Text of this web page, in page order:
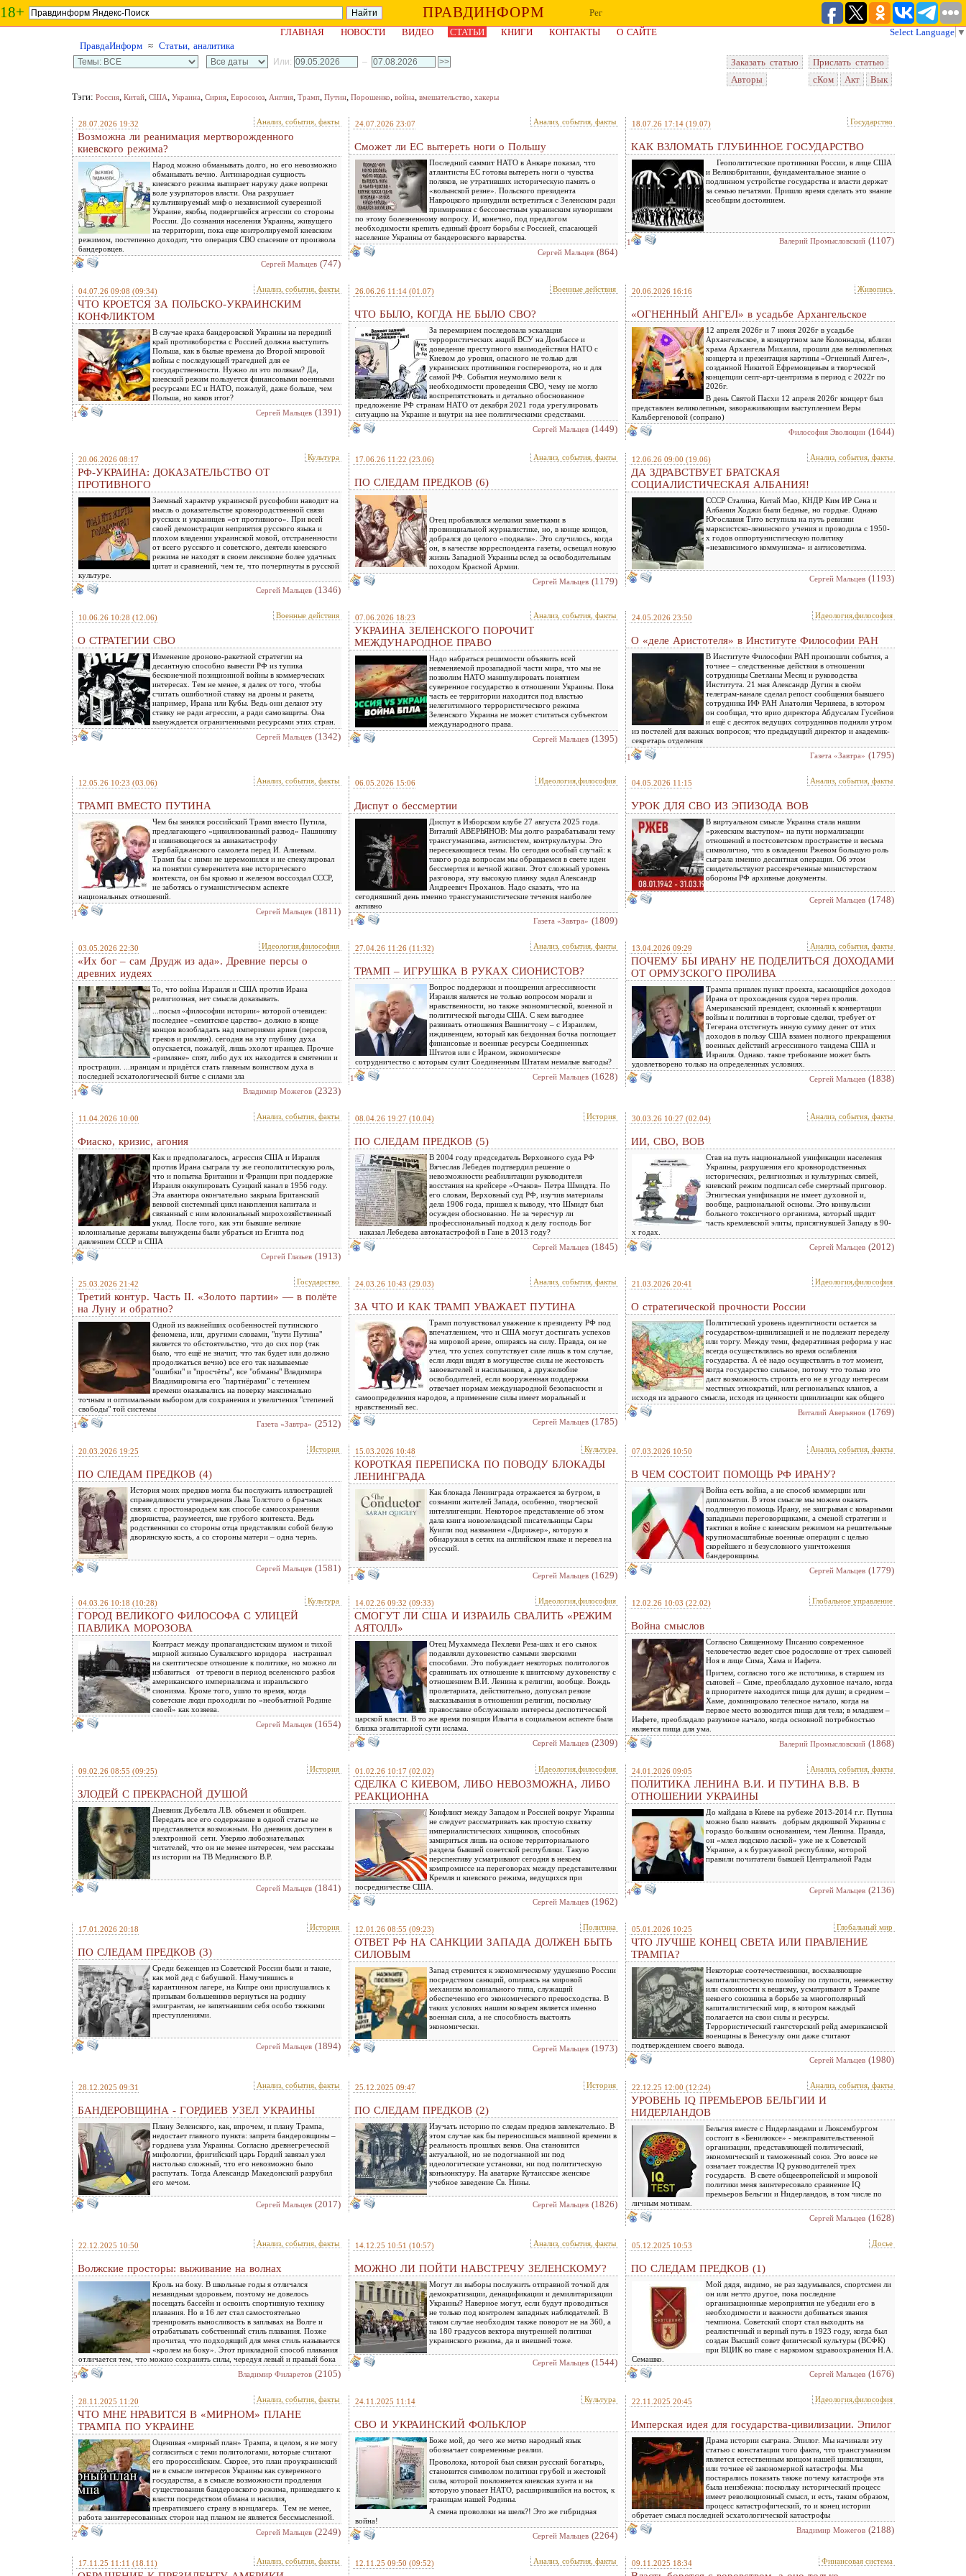
18+ ПРАВДИНФОРМ
Рег
ГЛАВНАЯ
НОВОСТИ ВИДЕО СТАТЬИ КНИГИ КОНТАКТЫ О САЙТЕ Select Language ▼
ПравдаИнформ ≈ Статьи, аналитика
Или: – Заказать статью
Прислать статью
Авторы
сКом Акт
Вык
Тэги: Россия, Китай, США, Украина, Сирия, Евросоюз, Англия, Трамп, Путин, Порошенко, война, вмешательство, хакеры
28.07.2026 19:32 Анализ, события, факты
Возможна ли реанимация мертворожденного
киевского режима?
Народ можно обманывать долго, но его невозможно
обманывать вечно. Антинародная сущность
киевского режима выпирает наружу даже вопреки
воле узурпаторов власти. Она разрушает
культивируемый миф о независимой суверенной
Украине, якобы, подвергшейся агрессии со стороны
России. До сознания населения Украины, живущего
на территории, пока еще контролируемой киевским
режимом, постепенно доходит, что операция СВО спасение от произвола
бандеровцев.
Сергей Мальцев (747)
24.07.2026 23:07 Анализ, события, факты
Сможет ли ЕС вытереть ноги о Польшу
Последний саммит НАТО в Анкаре показал, что
атлантисты ЕС готовы вытереть ноги о чувства
поляков, не утративших историческую память о
«волынской резне». Польского президента
Навроцкого принудили встретиться с Зеленским ради
примирения с бессовестным украинским нуворишем
по этому болезненному вопросу. И, конечно, под предлогом
необходимости крепить единый фронт борьбы с Россией, спасающей
население Украины от бандеровского варварства.
Сергей Мальцев (864)
18.07.26 17:14 (19.07) Государство
КАК ВЗЛОМАТЬ ГЛУБИННОЕ ГОСУДАРСТВО
Геополитические противники России, в лице США
и Великобритании, фундаментальное знание о
подлинном устройстве государства и власти держат
за семью печатями. Пришло время сделать это знание
всеобщим достоянием.
1 Валерий Промысловский (1107)
04.07.26 09:08 (09:34) Анализ, события, факты
ЧТО КРОЕТСЯ ЗА ПОЛЬСКО-УКРАИНСКИМ
КОНФЛИКТОМ
В случае краха бандеровской Украины на передний
край противоборства с Россией должна выступить
Польша, как в былые времена до Второй мировой
войны с последующей трагедией для ее
государственности. Нужно ли это полякам? Да,
киевский режим пользуется финансовыми военными
ресурсами ЕС и НАТО, пожалуй, даже больше, чем
Польша, но каков итог?
1
Сергей Мальцев (1391)
26.06.26 11:14 (01.07) Военные действия
ЧТО БЫЛО, КОГДА НЕ БЫЛО СВО?
За перемирием последовала эскалация
террористических акций ВСУ на Донбассе и
доведение преступного взаимодействия НАТО с
Киевом до уровня, опасного не только для
украинских противников госпереворота, но и для
самой РФ. События неумолимо вели к
необходимости проведения СВО, чему не могло
воспрепятствовать и детально обоснованное
предложение РФ странам НАТО от декабря 2021 года урегулировать
ситуацию на Украине и внутри на нее политическими средствами.
Сергей Мальцев (1449)
20.06.2026 16:16 Живопись
«ОГНЕННЫЙ АНГЕЛ» в усадьбе Архангельское
12 апреля 2026г и 7 июня 2026г в усадьбе
Архангельское, в концертном зале Колоннады, вблизи
храма Архангела Михаила, прошли два великолепных
концерта и презентация картины «Огненный Ангел»,
созданной Никитой Ефремовцевым в творческой
концепции септ-арт-центризма в период с 2022г по
2026г.
В день Святой Пасхи 12 апреля 2026г концерт был
представлен великолепным, завораживающим выступлением Веры
Кальбергеновой (сопрано)
Философия Эволюции (1644)
20.06.2026 08:17 Культура
РФ-УКРАИНА: ДОКАЗАТЕЛЬСТВО ОТ
ПРОТИВНОГО
Заемный характер украинской русофобии наводит на
мысль о доказательстве кровнородственной связи
русских и украинцев «от противного». При всей
своей демонстрации неприятия русского языка и
плохом владении украинской мовой, отстраненности
от всего русского и советского, деятели киевского
режима не находят в своем лексиконе более удачных
цитат и сравнений, чем те, что почерпнуты в русской
культуре.
Сергей Мальцев (1346)
17.06.26 11:22 (23.06) Анализ, события, факты
ПО СЛЕДАМ ПРЕДКОВ (6)
Отец пробавлялся мелкими заметками в
провинциальной журналистике, но, в конце концов,
добрался до целого «подвала». Это случилось, когда
он, в качестве корреспондента газеты, освещал новую
жизнь Западной Украины вслед за освободительным
походом Красной Армии.
Сергей Мальцев (1179)
12.06.26 09:00 (19.06) Анализ, события, факты
ДА ЗДРАВСТВУЕТ БРАТСКАЯ
СОЦИАЛИСТИЧЕСКАЯ АЛБАНИЯ!
СССР Сталина, Китай Мао, КНДР Ким ИР Сена и
Албания Ходжи были бедные, но гордые. Однако
Югославия Тито вступила на путь ревизии
марксистско-ленинского учения и проводила с 1950-
х годов оппортунистическую политику
«независимого коммунизма» и антисоветизма.
Сергей Мальцев (1193)
10.06.26 10:28 (12.06) Военные действия
О СТРАТЕГИИ СВО
Изменение дроново-ракетной стратегии на
десантную способно вывести РФ из тупика
бесконечной позиционной войны в коммерческих
интересах. Тем не менее, я далек от того, чтобы
считать ошибочной ставку на дроны и ракеты,
например, Ирана или Кубы. Ведь они делают эту
ставку не ради агрессии, а ради самозащиты. Она
вынуждается ограниченными ресурсами этих стран.
3
Сергей Мальцев (1342)
07.06.2026 18:23 Анализ, события, факты
УКРАИНА ЗЕЛЕНСКОГО ПОРОЧИТ
МЕЖДУНАРОДНОЕ ПРАВО
Надо набраться решимости объявить всей
невменяемой прозападной части мира, что мы не
позволим НАТО манипулировать понятием
суверенное государство в отношении Украины. Пока
часть ее территории находится под властью
нелегитимного террористического режима
Зеленского Украина не может считаться субъектом
международного права.
Сергей Мальцев (1395)
24.05.2026 23:50 Идеология,философия
О «деле Аристотеля» в Институте Философии РАН
В Институте Философии РАН произошли события, а
точнее – следственные действия в отношении
сотрудницы Светланы Месяц и руководства
Института. 21 мая Александр Дугин в своём
телеграм-канале сделал репост сообщения бывшего
сотрудника ИФ РАН Анатолия Черняева, в котором
он сообщал, что врио директора Абдусалам Гусейнов
и ещё с десяток ведущих сотрудников подняли утром
из постелей для важных вопросов; что предыдущий директор и академик-
секретарь отделения
1
Газета «Завтра» (1795)
12.05.26 10:23 (03.06) Анализ, события, факты
ТРАМП ВМЕСТО ПУТИНА
Чем бы занялся российский Трамп вместо Путила,
предлагающего «цивилизованный развод» Пашиняну
и извиняющегося за авиакатастрофу
азербайджанского самолета перед И. Алиевым.
Трамп бы с ними не церемонился и не спекулировал
на понятии суверенитета вне исторического
контекста, он бы кровью и железом воссоздал СССР,
не заботясь о гуманистическом аспекте
национальных отношений.
1
Сергей Мальцев (1811)
06.05.2026 15:06 Идеология,философия
Диспут о бессмертии
Диспут в Изборском клубе 27 августа 2025 года.
Виталий АВЕРЬЯНОВ: Мы долго разрабатывали тему
трансгуманизма, антисистем, контркультуры. Это
пересекающиеся темы. Но сегодня особый случай: к
такого рода вопросам мы обращаемся в свете идеи
бессмертия и вечной жизни. Этот сложный уровень
разговора, эту высокую планку задал Александр
Андреевич Проханов. Надо сказать, что на
сегодняшний день именно трансгуманистические течения наиболее
активно
1
Газета «Завтра» (1809)
04.05.2026 11:15 Анализ, события, факты
УРОК ДЛЯ СВО ИЗ ЭПИЗОДА ВОВ
В виртуальном смысле Украина стала нашим
«ржевским выступом» на пути нормализации
отношений в постсоветском пространстве и весьма
символично, что в овладении Ржевом большую роль
сыграла именно десантная операция. Об этом
свидетельствуют рассекреченные министерством
обороны РФ архивные документы.
Сергей Мальцев (1748)
03.05.2026 22:30 Идеология,философия
«Их бог – сам Друдж из ада». Древние персы о
древних иудеях
То, что война Израиля и США против Ирана
религиозная, нет смысла доказывать.
...посыл «философии истории» которой очевиден:
последнее «семитское царство» должно в конце
концов возобладать над империями ариев (персов,
греков и римлян). сегодня на эту глубину духа
опускается, пожалуй, лишь эхолот иранцев. Прочие
«римляне» спят, либо дух их находится в смятении и
прострации. ...иранцам и придётся стать главным воинством духа в
последней эсхатологической битве с силами зла
1
Владимир Можегов (2323)
27.04.26 11:26 (11:32) Анализ, события, факты
ТРАМП – ИГРУШКА В РУКАХ СИОНИСТОВ?
Вопрос поддержки и поощрения агрессивности
Израиля является не только вопросом морали и
нравственности, но также экономической, военной и
политической выгоды США. С кем выгоднее
развивать отношения Вашингтону – с Израилем,
иждивенцем, который как бездонная бочка поглощает
финансовые и военные ресурсы Соединенных
Штатов или с Ираном, экономическое
сотрудничество с которым сулит Соединенным Штатам немалые выгоды?
1
Сергей Мальцев (1628)
13.04.2026 09:29 Анализ, события, факты
ПОЧЕМУ БЫ ИРАНУ НЕ ПОДЕЛИТЬСЯ ДОХОДАМИ
ОТ ОРМУЗСКОГО ПРОЛИВА
Трампа привлек пункт проекта, касающийся доходов
Ирана от прохождения судов через пролив.
Американский президент, склонный к конвертации
войны и политики в торговые сделки, требует от
Тегерана отстегнуть энную сумму денег от этих
доходов в пользу США взамен полного прекращения
военных действий агрессивного тандема США и
Израиля. Однако. такое требование может быть
удовлетворено только на определенных условиях.
Сергей Мальцев (1838)
11.04.2026 10:00 Анализ, события, факты
Фиаско, кризис, агония
Как и предполагалось, агрессия США и Израиля
против Ирана сыграла ту же геополитическую роль,
что и попытка Британии и Франции при поддержке
Израиля оккупировать Суэцкий канал в 1956 году.
Эта авантюра окончательно закрыла Британский
вековой системный цикл накопления капитала и
связанный с ним колониальный мирохозяйственный
уклад. После того, как эти бывшие великие
колониальные державы вынуждены были убраться из Египта под
давлением СССР и США
Сергей Глазьев (1913)
08.04.26 19:27 (10.04) История
ПО СЛЕДАМ ПРЕДКОВ (5)
В 2004 году председатель Верховного суда РФ
Вячеслав Лебедев подтвердил решение о
невозможности реабилитации руководителя
восстания на крейсере «Очаков» Петра Шмидта. По
его словам, Верховный суд РФ, изучив материалы
дела 1906 года, пришел к выводу, что Шмидт был
осужден обоснованно. Не за чересчур ли
профессиональный подход к делу господь Бог
наказал Лебедева автокатастрофой в Гане в 2013 году?
Сергей Мальцев (1845)
30.03.26 10:27 (02.04) Анализ, события, факты
ИИ, СВО, ВОВ
Став на путь национальной унификации населения
Украины, разрушения его кровнородственных
исторических, религиозных и культурных связей,
киевский режим подписал себе смертный приговор.
Этническая унификация не имеет духовной и,
вообще, рациональной основы. Это конвульсии
больного токсичного организма, который щадит
часть кремлевской элиты, присягнувшей Западу в 90-
х годах.
Сергей Мальцев (2012)
25.03.2026 21:42 Государство
Третий контур. Часть II. «Золото партии» — в полёте
на Луну и обратно?
Одной из важнейших особенностей путинского
феномена, или, другими словами, "пути Путина"
является то обстоятельство, что до сих пор (так
было, что ещё не значит, что так будет или должно
продолжаться вечно) все его так называемые
"ошибки" и "просчёты", все "обманы" Владимира
Владимировича его "партнёрами" с течением
времени оказывались на поверку максимально
точным и оптимальным выбором для сохранения и увеличения "степеней
свободы" той системы
1
Газета «Завтра» (2512)
24.03.26 10:43 (29.03) Анализ, события, факты
ЗА ЧТО И КАК ТРАМП УВАЖАЕТ ПУТИНА
Трамп почувствовал уважение к президенту РФ под
впечатлением, что и США могут достигать успехов
на мировой арене, опираясь на силу. Правда, он не
учел, что успех сопутствует силе лишь в том случае,
если люди видят в могуществе силы не жестокость
завоевателей и насильников, а дружелюбие
освободителей, если вооруженная поддержка
отвечает нормам международной безопасности и
самоопределения народов, а применение силы имеет моральный и
нравственный вес.
Сергей Мальцев (1785)
21.03.2026 20:41 Идеология,философия
О стратегической прочности России
Политический уровень идентичности остается за
государством-цивилизацией и не подлежит переделу
или торгу. Между теми, федеративная реформа у нас
всегда осуществлялась во время ослабления
государства. А её надо осуществлять в тот момент,
когда государство сильное, потому что только это
даст возможность строить его не в угоду интересам
местных этнократий, или региональных кланов, а
исходя из здравого смысла, исходя из ценности цивилизации как общего
Виталий Аверьянов (1769)
20.03.2026 19:25 История
ПО СЛЕДАМ ПРЕДКОВ (4)
История моих предков могла бы послужить иллюстрацией
справедливости утверждения Льва Толстого о брачных
связях с простонародьем как способе самосохранения
дворянства, разумеется, вне грубого контекста. Ведь
родственники со стороны отца представляли собой белую
дворянскую кость, а со стороны матери – одна чернь.
Сергей Мальцев (1581)
15.03.2026 10:48 Культура
КОРОТКАЯ ПЕРЕПИСКА ПО ПОВОДУ БЛОКАДЫ
ЛЕНИНГРАДА
Как блокада Ленинграда отражается за бугром, в
сознании жителей Запада, особенно, творческой
интеллигенции. Некоторое представление об этом
дала книга новозеландской писательницы Сары
Куигли под названием «Дирижер», которую я
обнаружил в сетях на английском языке и перевел на
русский.
1 Сергей Мальцев (1629)
07.03.2026 10:50 Анализ, события, факты
В ЧЕМ СОСТОИТ ПОМОЩЬ РФ ИРАНУ?
Война есть война, а не способ коммерции или
дипломатии. В этом смысле мы можем оказать
подлинную помощь Ирану, не заигрывая с коварными
западными переговорщиками, а сменой стратегии и
тактики в войне с киевским режимом на решительные
крупномасштабные военные операции с целью
скорейшего и безусловного уничтожения
бандеровщины.
Сергей Мальцев (1779)
04.03.26 10:18 (10:28) Культура
ГОРОД ВЕЛИКОГО ФИЛОСОФА С УЛИЦЕЙ
ПАВЛИКА МОРОЗОВА
Контраст между пропагандистским шумом и тихой
мирной жизнью Сувалкского коридора настраивал
на скептическое отношение к политике, но можно ли
избавиться от тревоги в период вселенского разбоя
американского империализма и израильского
сионизма. Кроме того, ушло то время, когда
советские люди проходили по «необъятной Родине
своей» как хозяева.
Сергей Мальцев (1654)
14.02.26 09:32 (09:33) Идеология,философия
СМОГУТ ЛИ США И ИЗРАИЛЬ СВАЛИТЬ «РЕЖИМ
АЯТОЛЛ»
Отец Мухаммеда Пехлеви Реза-шах и его сынок
подавляли духовенство самыми зверскими
способами. Это побуждает некоторых политологов
сравнивать их отношение к шиитскому духовенству с
отношением В.И. Ленина к религии, вообще. Вождь
пролетариата, действительно, допускал резкие
высказывания в отношении религии, поскольку
православие обслуживало интересы деспотической
царской власти. В то же время позиция Ильича в социальном аспекте была
близка эгалитарной сути ислама.
8
Сергей Мальцев (2309)
12.02.26 10:03 (22.02) Глобальное управление
Война смыслов
Согласно Священному Писанию современное
человечество ведет свое родословие от трех сыновей
Ноя в лице Сима, Хама и Иафета.
Причем, согласно того же источника, в старшем из
сыновей – Симе, преобладало духовное начало, когда
в приоритете находится пища для души; в среднем –
Хаме, доминировало телесное начало, когда на
первое место возводится пища для тела; в младшем –
Иафете, преобладало разумное начало, когда основной потребностью
является пища для ума.
Валерий Промысловский (1868)
09.02.26 08:55 (09:25) История
ЗЛОДЕЙ С ПРЕКРАСНОЙ ДУШОЙ
Дневник Дубельта Л.В. объемен и обширен.
Передать все его содержание в одной статье не
представляется возможным. Но дневник доступен в
электронной сети. Уверяю любознательных
читателей, что он не менее интересен, чем рассказы
из истории на ТВ Мединского В.Р.
Сергей Мальцев (1841)
01.02.26 10:17 (02.02) Идеология,философия
СДЕЛКА С КИЕВОМ, ЛИБО НЕВОЗМОЖНА, ЛИБО
РЕАКЦИОННА
Конфликт между Западом и Россией вокруг Украины
не следует рассматривать как простую схватку
империалистических хищников, способных
замириться лишь на основе территориального
раздела бывшей советской республики. Такую
перспективу усматривают сегодня в некоем
компромиссе на переговорах между представителями
Кремля и киевского режима, ведущихся при
посредничестве США.
Сергей Мальцев (1962)
24.01.2026 09:05 Анализ, события, факты
ПОЛИТИКА ЛЕНИНА В.И. И ПУТИНА В.В. В
ОТНОШЕНИИ УКРАИНЫ
До майдана в Киеве на рубеже 2013-2014 г.г. Путина
можно было назвать добрым дядюшкой Украины с
гораздо большим основанием, чем Ленина. Правда,
он «млел людскою лаской» уже не к Советской
Украине, а к буржуазной республике, которой
правили почитатели бывшей Центральной Рады
4 Сергей Мальцев (2136)
17.01.2026 20:18 История
ПО СЛЕДАМ ПРЕДКОВ (3)
Среди беженцев из Советской России были и такие,
как мой дед с бабушкой. Намучившись в
карантинном лагере, на Кипре они прислушались к
призывам большевиков вернуться на родину
эмигрантам, не запятнавшим себя особо тяжкими
преступлениями.
Сергей Мальцев (1894)
12.01.26 08:55 (09:23) Политика
ОТВЕТ РФ НА САНКЦИИ ЗАПАДА ДОЛЖЕН БЫТЬ
СИЛОВЫМ
Запад стремится к экономическому удушению России
посредством санкций, опираясь на мировой
механизм колониального типа, служащий
обеспечению его экономического превосходства. В
таких условиях нашим козырем является именно
военная сила, а не способность выстоять
экономически.
Сергей Мальцев (1973)
05.01.2026 10:25 Глобальный мир
ЧТО ЛУЧШЕ КОНЕЦ СВЕТА ИЛИ ПРАВЛЕНИЕ
ТРАМПА?
Некоторые соотечественники, восхваляющие
капиталистическую помойку по глупости, невежеству
или склонности к вещизму, усматривают в Трампе
некоего союзника в борьбе за многополярный
капиталистический мир, в котором каждый
полагается на свои силы и ресурсы.
Террористический гангстерский рейд американской
военщины в Венесуэлу они даже считают
подтверждением своего вывода.
Сергей Мальцев (1980)
28.12.2025 09:31 Анализ, события, факты
БАНДЕРОВЩИНА - ГОРДИЕВ УЗЕЛ УКРАИНЫ
Плану Зеленского, как, впрочем, и плану Трампа,
недостает главного пункта: запрета бандеровщины –
гордиева узла Украины. Согласно древнегреческой
мифологии, фригийский царь Гордий завязал узел
настолько сложный, что его невозможно было
распутать. Тогда Александр Македонский разрубил
его мечом.
Сергей Мальцев (2017)
25.12.2025 09:47 История
ПО СЛЕДАМ ПРЕДКОВ (2)
Изучать историю по следам предков завлекательно. В
этом случае как бы переносишься машиной времени в
реальность прошлых веков. Она становится
актуальной, но не подогнанной ни под
идеологические установки, ни под политическую
конъюнктуру. На аватарке Кутаисское женское
учебное заведение Св. Нины.
Сергей Мальцев (1826)
22.12.25 12:00 (12:24) Анализ, события, факты
УРОВЕНЬ IQ ПРЕМЬЕРОВ БЕЛЬГИИ И
НИДЕРЛАНДОВ
Бельгия вместе с Нидерландами и Люксембургом
состоит в «Бенилюксе» - межправительственной
организации, представляющей политический,
экономический и таможенный союз. Это вовсе не
означает тождества IQ руководителей трех
государств. В свете общеевропейской и мировой
политики меня заинтересовало сравнение IQ
премьеров Бельгии и Нидерландов, в том числе по
личным мотивам.
Сергей Мальцев (1628)
22.12.2025 10:50 Анализ, события, факты
Волжские просторы: выживание на волнах
Кроль на боку. В школьные годы я отличался
незавидным здоровьем, поэтому не довелось
посещать бассейн и освоить спортивную технику
плавания. Но в 16 лет стал самостоятельно
тренировать выносливость в заплывах на Волге и
отрабатывать собственный стиль плавания. Позже
прочитал, что подходящий для меня стиль называется
«кролем на боку». Этот прикладной способ плавания
отличается тем, что можно сохранять силы, чередуя левый и правый бока
5
Владимир Филаретов (2105)
14.12.25 10:51 (10:57) Анализ, события, факты
МОЖНО ЛИ ПОЙТИ НАВСТРЕЧУ ЗЕЛЕНСКОМУ?
Могут ли выборы послужить отправной точкой для
демократизации, денацификации и демилитаризации
Украины? Наверное могут, если будут проводиться
не только под контролем западных наблюдателей. В
таком случае необходим также поворот не на 360, а
на 180 градусов вектора внутренней политики
украинского режима, да и внешней тоже.
Сергей Мальцев (1544)
05.12.2025 10:53 Досье
ПО СЛЕДАМ ПРЕДКОВ (1)
Мой дядя, видимо, не раз задумывался, спортсмен ли
он или нечто другое, пока последние
организационные мероприятия не убедили его в
необходимости и важности добиваться звания
чемпиона. Советский спорт стал выходить на
реалистичный и верный путь в 1923 году, когда был
создан Высший совет физической культуры (ВСФК)
при ВЦИК во главе с наркомом здравоохранения Н.А.
Семашко.
Сергей Мальцев (1676)
28.11.2025 11:20 Анализ, события, факты
ЧТО МНЕ НРАВИТСЯ В «МИРНОМ» ПЛАНЕ
ТРАМПА ПО УКРАИНЕ
Оценивая «мирный план» Трампа, в целом, я не могу
согласиться с теми политологами, которые считают
его пророссийским. Скорее, это план проукраинский
не в смысле интересов Украины как суверенного
государства, а в смысле возможности продления
существования бандеровского режима, пришедшего к
власти посредством обмана и насилия,
превратившего страну в концлагерь. Тем не менее,
работа заинтересованных сторон над планом не является бессмысленной.
2
Сергей Мальцев (2249)
24.11.2025 11:14 Культура
СВО И УКРАИНСКИЙ ФОЛЬКЛОР
Боже мой, до чего же метко народный язык
обозначает современные реалии.
Проволока, которой был связан русский богатырь,
становится символом политики грубой и жестокой
силы, которой поклоняется киевская хунта и на
которую уповает НАТО, расширившийся на восток, к
границам нашей Родины.
А смена проволоки на шелк?! Это же гибридная
война!
Сергей Мальцев (2264)
22.11.2025 20:45 Идеология,философия
Имперская идея для государства-цивилизации. Эпилог
Драма истории сыграна. Эпилог. Мы начинали эту
статью с констатации того факта, что трансгуманизм
является естественным концом нашей цивилизации,
или точнее её закономерной катастрофы. Мы
постарались показать также почему катастрофа эта
была неизбежна: поскольку исторический процесс
имеет революционный смысл, и есть, таким образом,
процесс катастрофический, то и конец истории
обретает смысл последней эсхатологической катастрофы
Владимир Можегов (2188)
17.11.25 11:11 (18.11) Анализ, события, факты 12.11.25 09:50 (09:52) Анализ, события, факты 09.11.2025 18:34 Финансовая система